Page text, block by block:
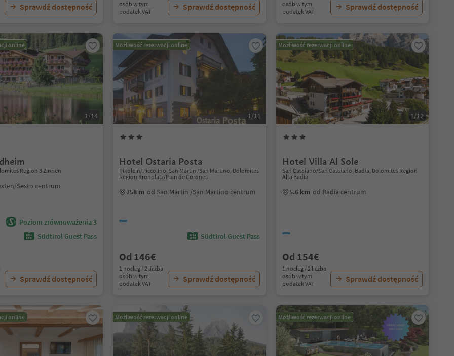
Sprawdź dostępność
osób w tym
podatek VAT
Sprawdź dostępność
osób w tym
podatek VAT
Sprawdź dostępność
online
1/14
Region 3 Zinnen
Sesto centrum
Poziom zrównoważenia 3
Südtirol Guest Pass
Sprawdź dostępność
Możliwość rezerwacji online
1/11
Hotel Ostaria Posta
Pikolein/Piccolino, San Martin /San Martino, Dolomites
Region Kronplatz/Plan de Corones
758 m od San Martin /San Martino centrum
Südtirol Guest Pass
Od 146€
1 nocleg / 2 liczba
osób w tym
podatek VAT
Sprawdź dostępność
Możliwość rezerwacji online
1/12
Hotel Villa Al Sole
San Cassiano/San Cassiano, Badia, Dolomites Region
Alta Badia
5.6 km od Badia centrum
Od 154€
1 nocleg / 2 liczba
osób w tym
podatek VAT
Sprawdź dostępność
online Możliwość rezerwacji online Możliwość rezerwacji online